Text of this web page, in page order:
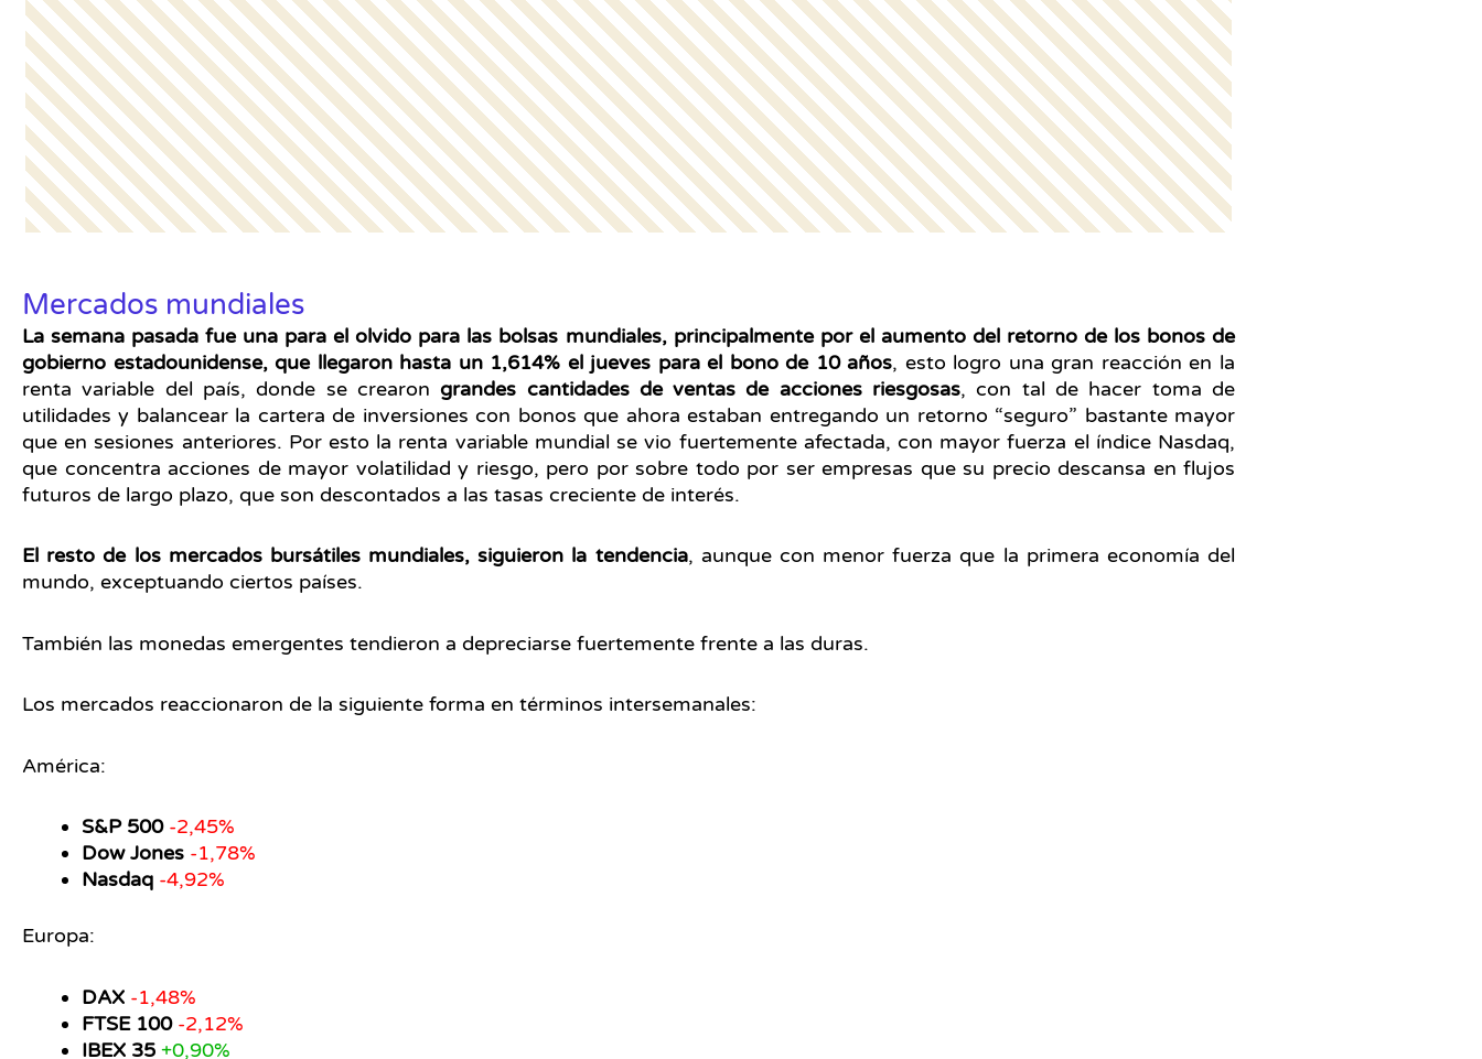
Mercados mundiales
La semana pasada fue una para el olvido para las bolsas mundiales, principalmente por el aumento del retorno de los bonos de
gobierno estadounidense, que llegaron hasta un 1,614% el jueves para el bono de 10 años, esto logro una gran reacción en la
renta variable del país, donde se crearongrandes cantidades de ventas de acciones riesgosas, con tal de hacer toma de
utilidades y balancear la cartera de inversiones con bonos que ahora estaban entregando un retorno “seguro” bastante mayor
que en sesiones anteriores. Por esto la renta variable mundial se vio fuertemente afectada, con mayor fuerza el índice Nasdaq,
que concentra acciones de mayor volatilidad y riesgo, pero por sobre todo por ser empresas que su precio descansa en flujos
futuros de largo plazo, que son descontados a las tasas creciente de interés.
El resto de los mercados bursátiles mundiales, siguieron la tendencia, aunque con menor fuerza que la primera economía del
mundo, exceptuando ciertos países.
También las monedas emergentes tendieron a depreciarse fuertemente frente a las duras.
Los mercados reaccionaron de la siguiente forma en términos intersemanales:
América:
S&P 500 -2,45%
Dow Jones -1,78%
Nasdaq -4,92%
Europa:
DAX -1,48%
FTSE 100 -2,12%
IBEX 35 +0,90%